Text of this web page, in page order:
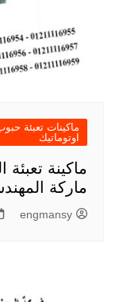
ماكينات تعبئة
اوتوماتيك
ماركة
engmansy